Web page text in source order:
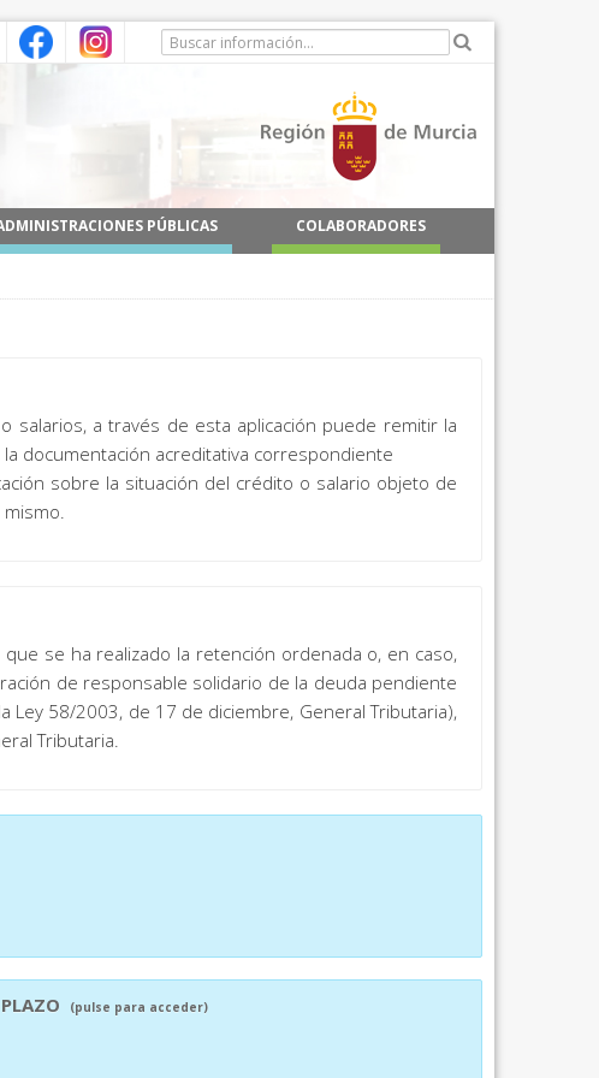
PÚBLICAS COLABORADORES
salarios, a través de esta aplicación puede remitir la
documentación acreditativa correspondiente
sobre la situación del crédito o salario objeto de
se ha realizado la retención ordenada o, en caso,
de responsable solidario de la deuda pendiente
58/2003, de 17 de diciembre, General Tributaria),
Tributaria.
(pulse para acceder)